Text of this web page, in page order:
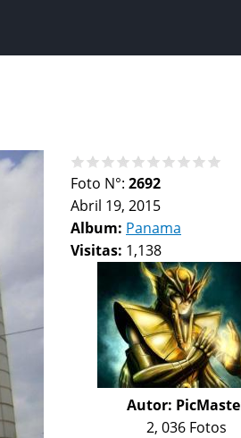
Foto N°: 2692
Abril 19, 2015
Album: Panama
Visitas: 1,138
Autor:
2, 036 Fotos